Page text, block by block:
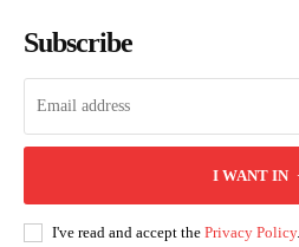
Subscribe
I WANT IN
I've read and accept the Privacy Policy.